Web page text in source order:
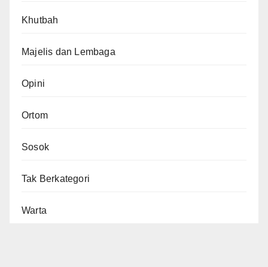
Khutbah
Majelis dan Lembaga
Opini
Ortom
Sosok
Tak Berkategori
Warta